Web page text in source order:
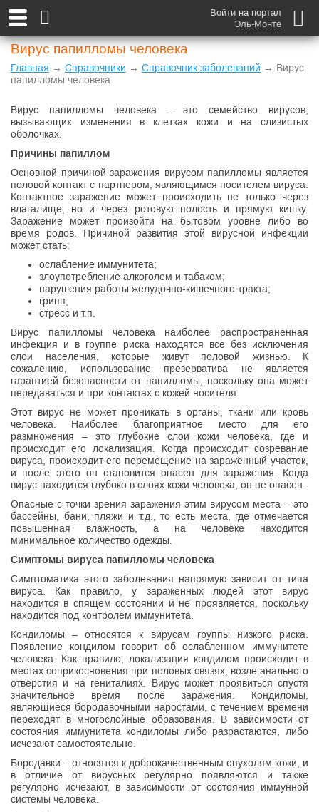
Войти на портал
Эль-Монте
Вирус папилломы человека
Главная → Справочники → Справочник заболеваний → Вирус
папилломы человека
Вирус папилломы человека – это семейство вирусов,
вызывающих изменения в клетках кожи и на слизистых
оболочках.
Причины папиллом
Основной причиной заражения вирусом папилломы является
половой контакт с партнером, являющимся носителем вируса.
Контактное заражение может происходить не только через
влагалище, но и через ротовую полость и прямую кишку.
Заражение может произойти на бытовом уровне либо во
время родов. Причиной развития этой вирусной инфекции
может стать:
ослабление иммунитета;
злоупотребление алкоголем и табаком;
нарушения работы желудочно-кишечного тракта;
грипп;
стресс и т.п.
Вирус папилломы человека наиболее распространенная
инфекция и в группе риска находятся все без исключения
слои населения, которые живут половой жизнью. К
сожалению, использование презерватива не является
гарантией безопасности от папилломы, поскольку она может
передаваться и при контактах с кожей носителя.
Этот вирус не может проникать в органы, ткани или кровь
человека. Наиболее благоприятное место для его
размножения – это глубокие слои кожи человека, где и
происходит его локализация. Когда происходит созревание
вируса, происходит его перемещение на зараженный участок,
и после этого он становится опасен для заражения. Когда
вирус находится глубоко в слоях кожи человека, он не опасен.
Опасные с точки зрения заражения этим вирусом места – это
бассейны, бани, пляжи и т.д., то есть места, где отмечается
повышенная влажность, а на человеке находится
минимальное количество одежды.
Симптомы вируса папилломы человека
Симптоматика этого заболевания напрямую зависит от типа
вируса. Как правило, у зараженных людей этот вирус
находится в спящем состоянии и не проявляется, поскольку
находится под контролем иммунитета.
Кондиломы – относятся к вирусам группы низкого риска.
Появление кондилом говорит об ослабленном иммунитете
человека. Как правило, локализация кондилом происходит в
местах соприкосновения при половых связях, возле анального
отверстия и на гениталиях. Вирус может проявиться спустя
значительное время после заражения. Кондиломы,
являющиеся бородавочными наростами, с течением времени
переходят в многослойные образования. В зависимости от
состояния иммунитета кондиломы либо разрастаются, либо
исчезают самостоятельно.
Бородавки – относятся к доброкачественным опухолям кожи, и
в отличие от вирусных регулярно появляются и также
регулярно исчезают, в зависимости от состояния иммунной
системы человека.